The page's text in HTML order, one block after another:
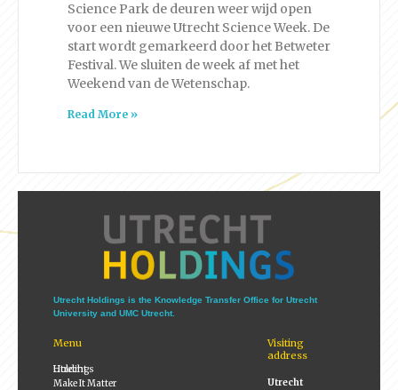
Science Park de deuren weer wijd open
voor een nieuwe Utrecht Science Week. De
start wordt gemarkeerd door het Betweter
Festival. We sluiten de week af met het
Weekend van de Wetenschap.
Read More »
Utrecht Holdings is the Knowledge Transfer Office for Utrecht
University and UMC Utrecht.
Menu
Utrecht Holdings
Make It Matter
Visiting
address
Utrecht